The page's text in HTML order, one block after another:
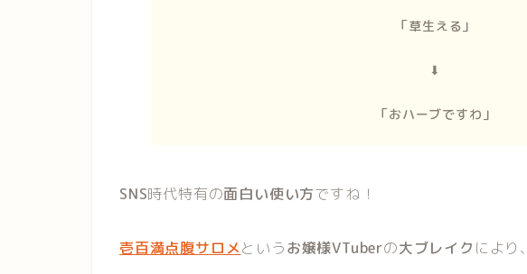
「草生える」
⬇︎
「おハーブですわ」
SNS時代特有の面白い使い方ですね！
壱百満点腹サロメというお嬢様VTuberの大ブレイク により、